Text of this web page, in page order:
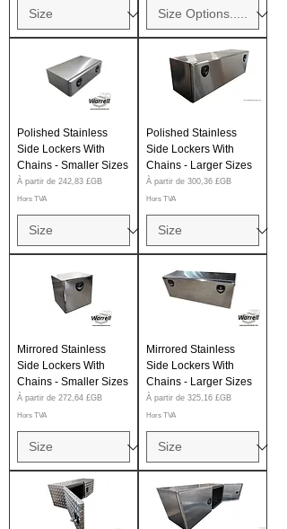
Polished Stainless
Side Lockers With
Chains - Smaller Sizes
À partir de 242,83 £GB
Prix promotionnel
Hors TVA
Polished Stainless
Side Lockers With
Chains - Larger Sizes
À partir de 300,36 £GB
Prix promotionnel
Hors TVA
Mirrored Stainless
Side Lockers With
Chains - Smaller Sizes
À partir de 272,64 £GB
Prix promotionnel
Hors TVA
Mirrored Stainless
Side Lockers With
Chains - Larger Sizes
À partir de 325,16 £GB
Prix promotionnel
Hors TVA